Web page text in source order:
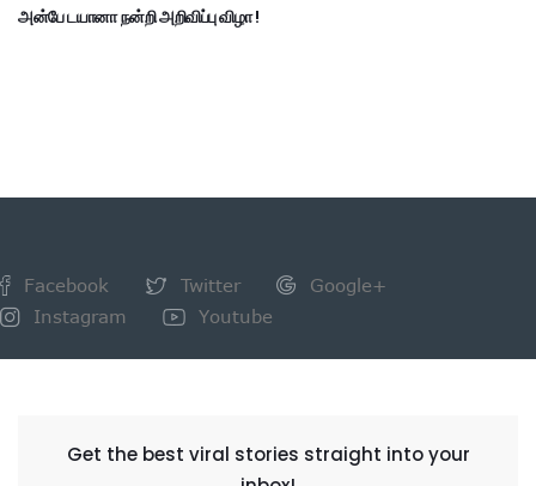
அன்பே டயானா நன்றி அறிவிப்பு விழா !
Facebook Twitter
Google+
Instagram
Youtube
Get the best viral stories straight into your